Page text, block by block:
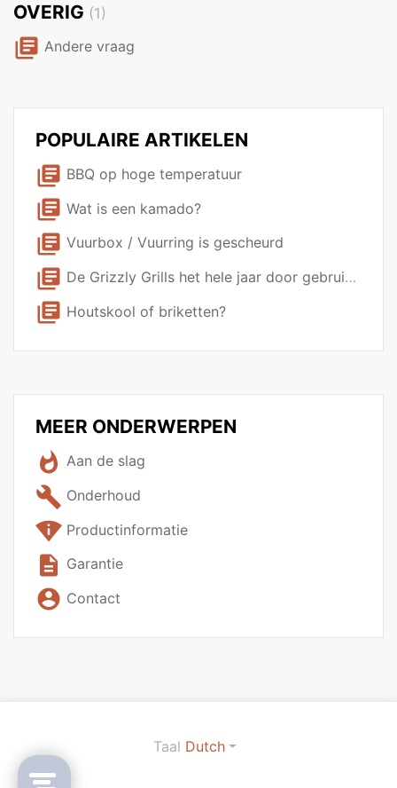
OVERIG (1)
library_books Andere vraag
POPULAIRE ARTIKELEN
library_books BBQ op hoge temperatuur
library_books Wat is een kamado?
library_books Vuurbox / Vuurring is gescheurd
library_books De Grizzly Grills het hele jaar door gebruiken?
library_books Houtskool of briketten?
MEER ONDERWERPEN
whatshot Aan de slag
build Onderhoud
perm_scan_wifi Productinformatie
description Garantie
account_circle Contact
Taal Dutch